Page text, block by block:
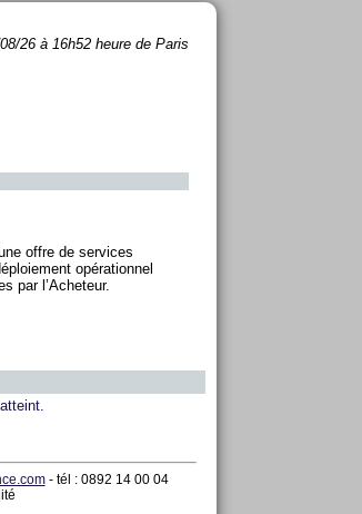
26 à 16h52 heure de Paris
offre de services
opérationnel
par l’Acheteur.
- tél : 0892 14 00 04